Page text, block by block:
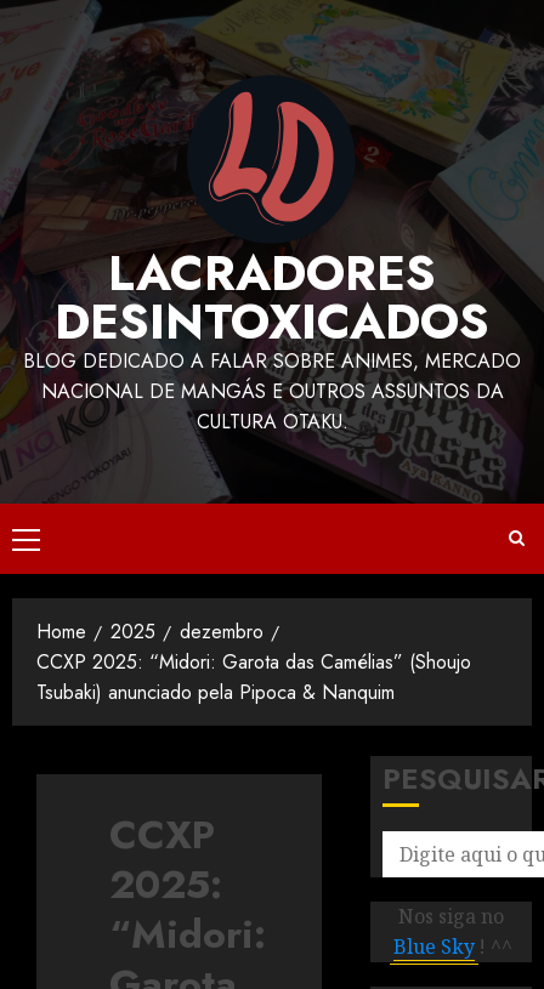
LACRADORES
DESINTOXICADOS
BLOG DEDICADO A FALAR SOBRE ANIMES, MERCADO
NACIONAL DE MANGÁS E OUTROS ASSUNTOS DA
CULTURA OTAKU.
Home 2025
dezembro
CCXP 2025: “Midori: Garota das Camélias” (Shoujo
Tsubaki) anunciado pela Pipoca & Nanquim
CCXP
2025:
“Midori:
Nos siga no
Blue Sky ! ^^